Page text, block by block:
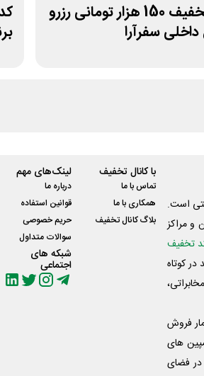
کد تخفیف 150 هزار تومانی رزرو
سفرآرا
است.
و مراکز
تخفیف
کوتاه
فروش
های
فضای
با کانال تخفیف
تماس با ما
همکاری با ما
بلاگ کانال تخفیف
لینک‌های مهم
درباره ما
قوانین استفاده
حریم خصوصی
سوالات متداول
شبکه های
اجتماعی